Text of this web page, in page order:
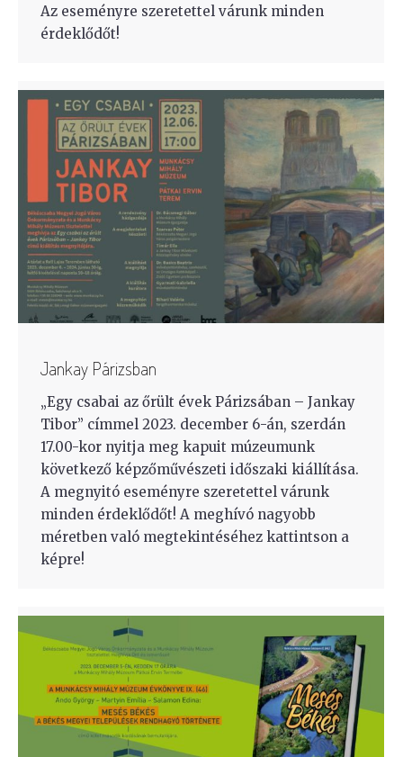
Az eseményre szeretettel várunk minden
érdeklődőt!
Jankay Párizsban
„Egy csabai az őrült évek Párizsában – Jankay
Tibor” címmel 2023. december 6-án, szerdán
17.00-kor nyitja meg kapuit múzeumunk
következő képzőművészeti időszaki kiállítása.
A megnyitó eseményre szeretettel várunk
minden érdeklődőt! A meghívó nagyobb
méretben való megtekintéséhez kattintson a
képre!